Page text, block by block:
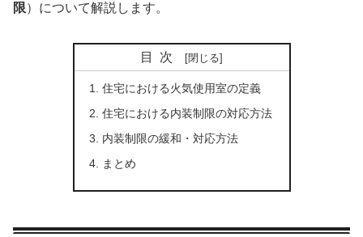
限）について解説します。
目次
住宅における火気使用室の定義
住宅における内装制限の対応方法
内装制限の緩和・対応方法
まとめ